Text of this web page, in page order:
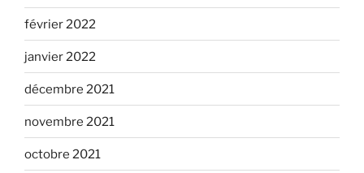
février 2022
janvier 2022
décembre 2021
novembre 2021
octobre 2021